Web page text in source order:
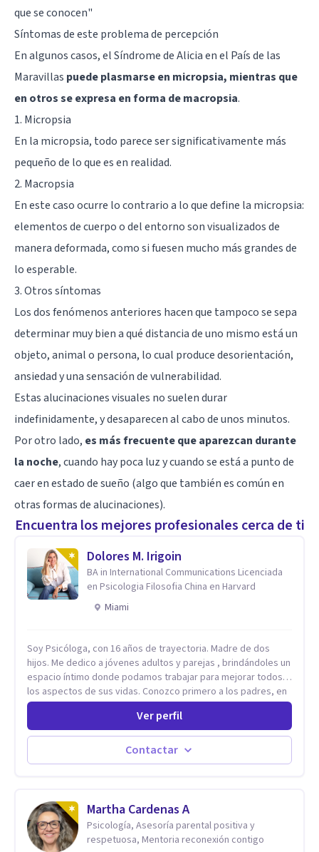
que se conocen"
Síntomas de este problema de percepción
En algunos casos, el Síndrome de Alicia en el País de las
Maravillas puede plasmarse en micropsia, mientras que
en otros se expresa en forma de macropsia.
1. Micropsia
En la micropsia, todo parece ser significativamente más
pequeño de lo que es en realidad.
2. Macropsia
En este caso ocurre lo contrario a lo que define la micropsia:
elementos de cuerpo o del entorno son visualizados de
manera deformada, como si fuesen mucho más grandes de
lo esperable.
3. Otros síntomas
Los dos fenómenos anteriores hacen que tampoco se sepa
determinar muy bien a qué distancia de uno mismo está un
objeto, animal o persona, lo cual produce desorientación,
ansiedad y una sensación de vulnerabilidad.
Estas alucinaciones visuales no suelen durar
indefinidamente, y desaparecen al cabo de unos minutos.
Por otro lado, es más frecuente que aparezcan durante
la noche, cuando hay poca luz y cuando se está a punto de
caer en estado de sueño (algo que también es común en
otras formas de alucinaciones).
Encuentra los mejores profesionales cerca de ti
Dolores M. Irigoin
BA in International Communications Licenciada
en Psicologia Filosofia China en Harvard
Miami
Soy Psicóloga, con 16 años de trayectoria. Madre de dos
hijos. Me dedico a jóvenes adultos y parejas , brindándoles un
espacio íntimo donde podamos trabajar para mejorar todos
los aspectos de sus vidas. Conozco primero a los padres, en
el caso de niños u adolescentes, para luego seguir la terapia
con sus hijos, apuntalándolos en su futuro personal,
universitario y profesional, siempre conteniendo
paralelamente a los padres y brindándoles un espacio de
seguridad. Hago terapia de pareja y adultos con método
Ver perfil
Contactar
Martha Cardenas A
Psicología, Asesoría parental positiva y
respetuosa, Mentoria reconexión contigo